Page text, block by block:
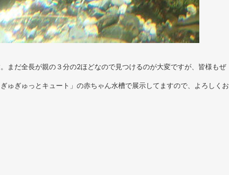
まだ全長が親の３分の2ほどなので見つけるのが大変ですが、皆様もぜ
ゅぎゅっとキュート」の赤ちゃん水槽で展示してますので、よろしくお